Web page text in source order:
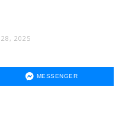
2025
MESSENGER